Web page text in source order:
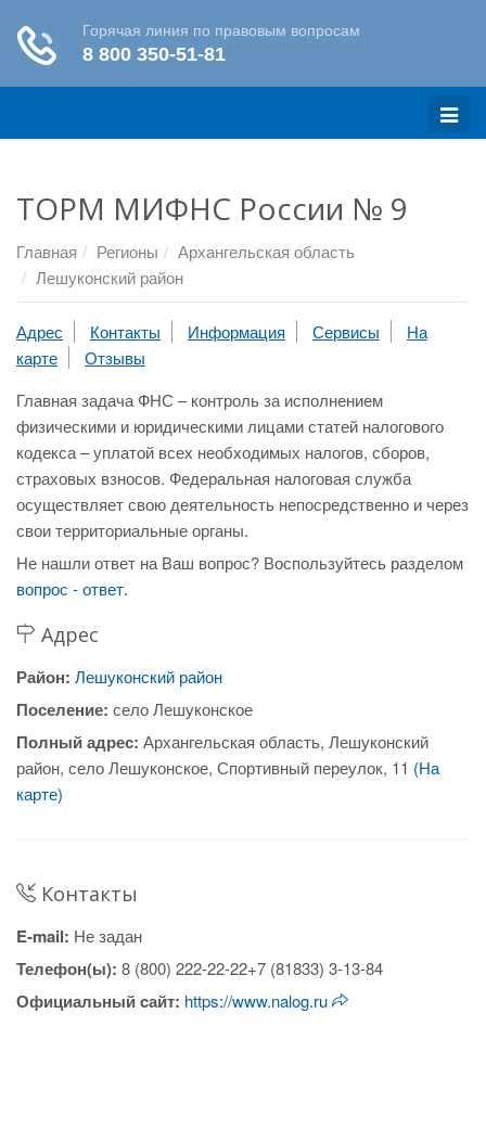
Меню
ТОРМ МИФНС России № 9
Главная Регионы
Архангельская область
Лешуконский район
Адрес Контакты Информация Сервисы
На
карте
Отзывы
Главная задача ФНС – контроль за исполнением
физическими и юридическими лицами статей налогового
кодекса – уплатой всех необходимых налогов, сборов,
страховых взносов. Федеральная налоговая служба
осуществляет свою деятельность непосредственно и через
свои территориальные органы.
Не нашли ответ на Ваш вопрос? Воспользуйтесь разделом
вопрос - ответ.
Адрес
Район: Лешуконский район
Поселение: село Лешуконское
Полный адрес: Архангельская область, Лешуконский
район, село Лешуконское, Спортивный переулок, 11 (На
карте)
Контакты
E-mail: Не задан
Телефон(ы): 8 (800) 222-22-22+7 (81833) 3-13-84
Официальный cайт: https://www.nalog.ru